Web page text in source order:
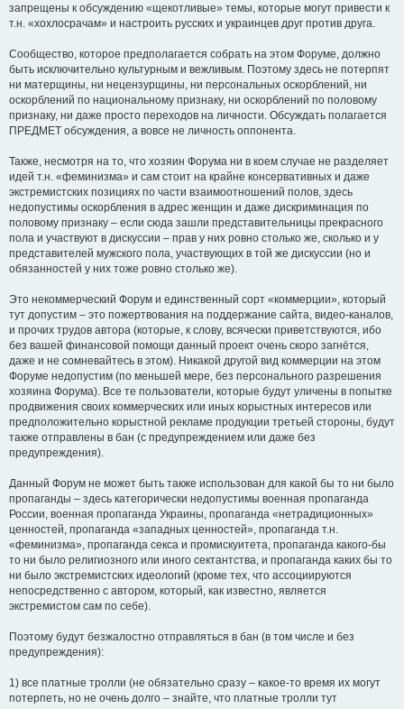
запрещены к обсуждению «щекотливые» темы, которые могут привести к
т.н. «хохлосрачам» и настроить русских и украинцев друг против друга.
Сообщество, которое предполагается собрать на этом Форуме, должно
быть исключительно культурным и вежливым. Поэтому здесь не потерпят
ни матерщины, ни нецензурщины, ни персональных оскорблений, ни
оскорблений по национальному признаку, ни оскорблений по половому
признаку, ни даже просто переходов на личности. Обсуждать полагается
ПРЕДМЕТ обсуждения, а вовсе не личность оппонента.
Также, несмотря на то, что хозяин Форума ни в коем случае не разделяет
идей т.н. «феминизма» и сам стоит на крайне консервативных и даже
экстремистских позициях по части взаимоотношений полов, здесь
недопустимы оскорбления в адрес женщин и даже дискриминация по
половому признаку – если сюда зашли представительницы прекрасного
пола и участвуют в дискуссии – прав у них ровно столько же, сколько и у
представителей мужского пола, участвующих в той же дискуссии (но и
обязанностей у них тоже ровно столько же).
Это некоммерческий Форум и единственный сорт «коммерции», который
тут допустим – это пожертвования на поддержание сайта, видео-каналов,
и прочих трудов автора (которые, к слову, всячески приветствуются, ибо
без вашей финансовой помощи данный проект очень скоро загнётся,
даже и не сомневайтесь в этом). Никакой другой вид коммерции на этом
Форуме недопустим (по меньшей мере, без персонального разрешения
хозяина Форума). Все те пользователи, которые будут уличены в попытке
продвижения своих коммерческих или иных корыстных интересов или
предположительно корыстной рекламе продукции третьей стороны, будут
также отправлены в бан (с предупреждением или даже без
предупреждения).
Данный Форум не может быть также использован для какой бы то ни было
пропаганды – здесь категорически недопустимы военная пропаганда
России, военная пропаганда Украины, пропаганда «нетрадиционных»
ценностей, пропаганда «западных ценностей», пропаганда т.н.
«феминизма», пропаганда секса и промискуитета, пропаганда какого-бы
то ни было религиозного или иного сектантства, и пропаганда каких бы то
ни было экстремистских идеологий (кроме тех, что ассоциируются
непосредственно с автором, который, как известно, является
экстремистом сам по себе).
Поэтому будут безжалостно отправляться в бан (в том числе и без
предупреждения):
1) все платные тролли (не обязательно сразу – какое-то время их могут
потерпеть, но не очень долго – знайте, что платные тролли тут